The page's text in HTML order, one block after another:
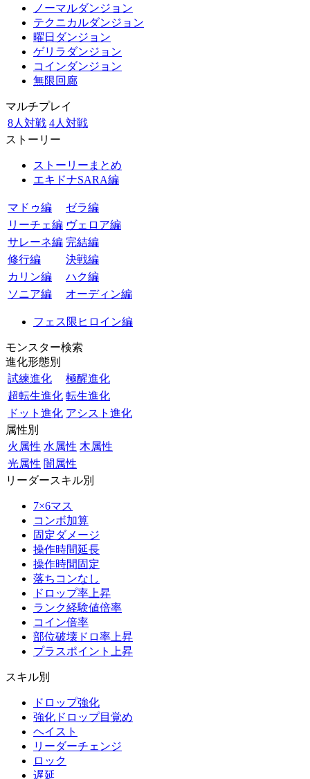
ノーマルダンジョン
テクニカルダンジョン
曜日ダンジョン
ゲリラダンジョン
コインダンジョン
無限回廊
マルチプレイ
8人対戦 4人対戦
ストーリー
ストーリーまとめ
エキドナSARA編
マドゥ編
ゼラ編
リーチェ編 ヴェロア編
サレーネ編 完結編
修行編
決戦編
カリン編
ハク編
ソニア編
オーディン編
フェス限ヒロイン編
モンスター検索
進化形態別
試練進化
極醒進化
超転生進化 転生進化
ドット進化 アシスト進化
属性別
火属性 水属性 木属性
光属性 闇属性
リーダースキル別
7×6マス
コンボ加算
固定ダメージ
操作時間延長
操作時間固定
落ちコンなし
ドロップ率上昇
ランク経験値倍率
コイン倍率
部位破壊ドロ率上昇
プラスポイント上昇
スキル別
ドロップ強化
強化ドロップ目覚め
ヘイスト
リーダーチェンジ
ロック
遅延